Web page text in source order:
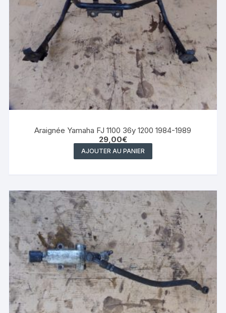
Araignée Yamaha FJ 1100 36y 1200 1984-1989
29,00€
AJOUTER AU PANIER